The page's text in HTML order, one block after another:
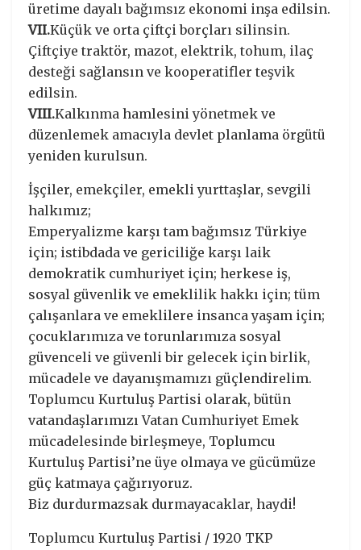
üretime dayalı bağımsız ekonomi inşa edilsin.
VII.Küçük ve orta çiftçi borçları silinsin.
Çiftçiye traktör, mazot, elektrik, tohum, ilaç
desteği sağlansın ve kooperatifler teşvik
edilsin.
VIII.Kalkınma hamlesini yönetmek ve
düzenlemek amacıyla devlet planlama örgütü
yeniden kurulsun.
İşçiler, emekçiler, emekli yurttaşlar, sevgili
halkımız;
Emperyalizme karşı tam bağımsız Türkiye
için; istibdada ve gericiliğe karşı laik
demokratik cumhuriyet için; herkese iş,
sosyal güvenlik ve emeklilik hakkı için; tüm
çalışanlara ve emeklilere insanca yaşam için;
çocuklarımıza ve torunlarımıza sosyal
güvenceli ve güvenli bir gelecek için birlik,
mücadele ve dayanışmamızı güçlendirelim.
Toplumcu Kurtuluş Partisi olarak, bütün
vatandaşlarımızı Vatan Cumhuriyet Emek
mücadelesinde birleşmeye, Toplumcu
Kurtuluş Partisi’ne üye olmaya ve gücümüze
güç katmaya çağırıyoruz.
Biz durdurmazsak durmayacaklar, haydi!
Toplumcu Kurtuluş Partisi / 1920 TKP